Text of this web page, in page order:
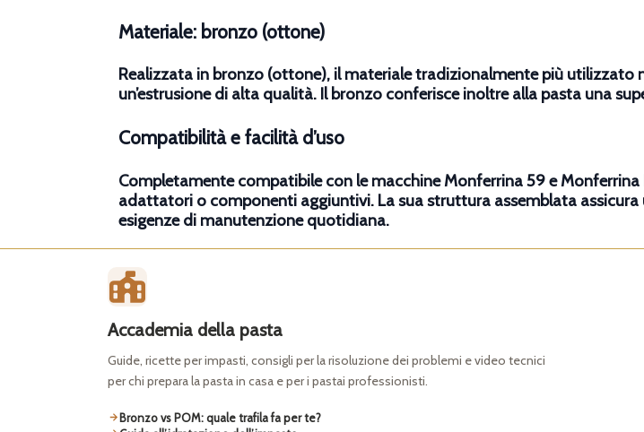
Materiale: bronzo (ottone)
Realizzata in bronzo (ottone), il materiale tradizionalmente più utilizzato
un’estrusione di alta qualità. Il bronzo conferisce inoltre alla pasta una
Compatibilità e facilità d’uso
Completamente compatibile con le macchine Monferrina 59 e
adattatori o componenti aggiuntivi. La sua struttura assemblata
esigenze di manutenzione quotidiana.
Accademia della pasta
Guide, ricette per impasti, consigli per la risoluzione dei problemi e video tecnici
per chi prepara la pasta in casa e per i pastai professionisti.
Bronzo vs POM: quale trafila fa per te?